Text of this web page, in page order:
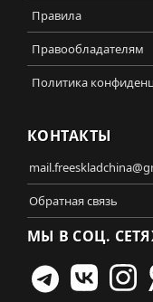
Правила
Правообладателям
Политика
КОНТАКТЫ
Обратная связь
МЫ В СОЦ.